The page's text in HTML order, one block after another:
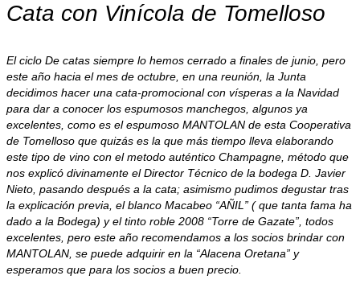
Cata con Vinícola de Tomelloso
El ciclo De catas siempre lo hemos cerrado a finales de junio, pero
este año hacia el mes de octubre, en una reunión, la Junta
decidimos hacer una cata-promocional con vísperas a la Navidad
para dar a conocer los espumosos manchegos, algunos ya
excelentes, como es el espumoso MANTOLAN de esta Cooperativa
de Tomelloso que quizás es la que más tiempo lleva elaborando
este tipo de vino con el metodo auténtico Champagne, método que
nos explicó divinamente el Director Técnico de la bodega D. Javier
Nieto, pasando después a la cata; asimismo pudimos degustar tras
la explicación previa, el blanco Macabeo “AÑIL” ( que tanta fama ha
dado a la Bodega) y el tinto roble 2008 “Torre de Gazate”, todos
excelentes, pero este año recomendamos a los socios brindar con
MANTOLAN, se puede adquirir en la “Alacena Oretana” y
esperamos que para los socios a buen precio.